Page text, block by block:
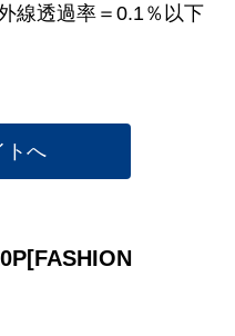
線透過率＝0.1％以下
トへ